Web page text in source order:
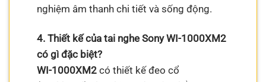
nghiệm âm thanh chi tiết và sống động.
4. Thiết kế của tai nghe Sony WI-1000XM2
có gì đặc biệt?
WI-1000XM2 có thiết kế đeo cổ